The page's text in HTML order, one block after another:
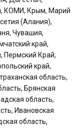
КОМИ, Крым, Марий
(Алания),
Чувашия,
край,
Пермский Край,
край,
область,
Брянская
область,
Ивановская
область,